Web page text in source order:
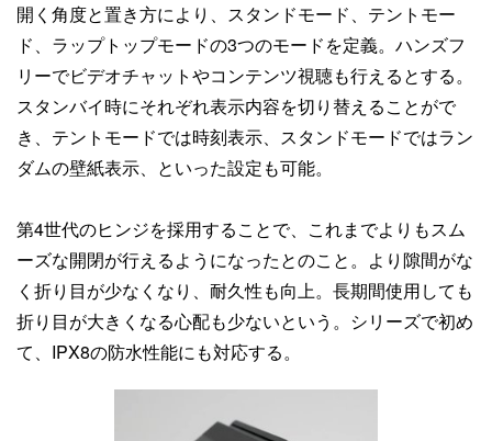
開く角度と置き方により、スタンドモード、テントモー
ド、ラップトップモードの3つのモードを定義。ハンズフ
リーでビデオチャットやコンテンツ視聴も行えるとする。
スタンバイ時にそれぞれ表示内容を切り替えることがで
き、テントモードでは時刻表示、スタンドモードではラン
ダムの壁紙表示、といった設定も可能。
第4世代のヒンジを採用することで、これまでよりもスム
ーズな開閉が行えるようになったとのこと。より隙間がな
く折り目が少なくなり、耐久性も向上。長期間使用しても
折り目が大きくなる心配も少ないという。シリーズで初め
て、IPX8の防水性能にも対応する。